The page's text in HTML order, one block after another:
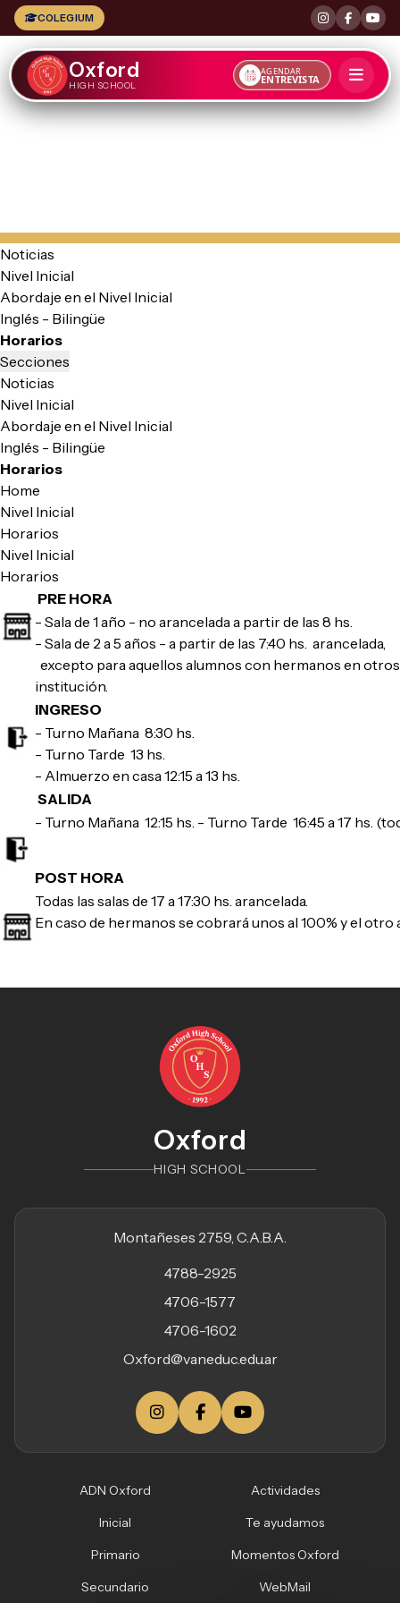
COLEGIUM
Oxford
HIGH SCHOOL
AGENDAR
ENTREVISTA
Noticias
Nivel Inicial
Abordaje en el Nivel Inicial
Inglés - Bilingüe
Horarios
Secciones
Noticias
Nivel Inicial
Abordaje en el Nivel Inicial
Inglés - Bilingüe
Horarios
Home
Nivel Inicial
Horarios
Nivel Inicial
Horarios
PRE HORA
- Sala de 1 año - no arancelada a partir de las 8 hs.
- Sala de 2 a 5 años - a partir de las 7:40 hs. arancelada,
excepto para aquellos alumnos con hermanos en
institución.
INGRESO
- Turno Mañana 8:30 hs.
- Turno Tarde 13 hs.
- Almuerzo en casa 12:15 a 13 hs.
SALIDA
- Turno Mañana 12:15 hs. - Turno Tarde 16:45 a 17 hs.
POST HORA
Todas las salas de 17 a 17:30 hs. arancelada.
En caso de hermanos se cobrará unos al 100% y el otro
Oxford
HIGH SCHOOL
Montañeses 2759, C.A.B.A.
4788-2925
4706-1577
4706-1602
Oxford@vaneduc.edu.ar
ADN Oxford
Actividades
Inicial
Te ayudamos
Primario
Momentos Oxford
Secundario
WebMail